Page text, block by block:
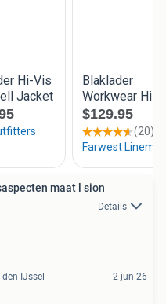
maat l sion
Details
IJssel 2 jun 26